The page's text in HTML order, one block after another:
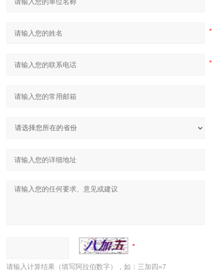
请输入计算结果（填写阿拉伯数字），如：三加四=7